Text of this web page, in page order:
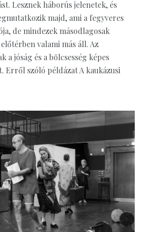
Lesznek háborús jelenetek, és
majd, ami a fegyveres
de mindezek másodlagosak
valami más áll. Az
a jóság és a bölcsesség képes
Erről szóló példázat A kaukázusi